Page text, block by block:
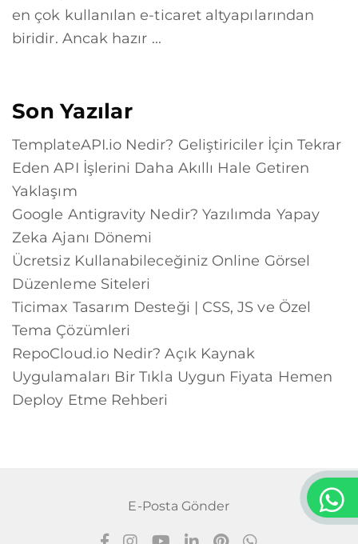
en çok kullanılan e-ticaret altyapılarından
biridir. Ancak hazır ...
Son Yazılar
TemplateAPI.io Nedir? Geliştiriciler İçin Tekrar
Eden API İşlerini Daha Akıllı Hale Getiren
Yaklaşım
Google Antigravity Nedir? Yazılımda Yapay
Zeka Ajanı Dönemi
Ücretsiz Kullanabileceğiniz Online Görsel
Düzenleme Siteleri
Ticimax Tasarım Desteği | CSS, JS ve Özel
Tema Çözümleri
RepoCloud.io Nedir? Açık Kaynak
Uygulamaları Bir Tıkla Uygun Fiyata Hemen
Deploy Etme Rehberi
E-Posta Gönder